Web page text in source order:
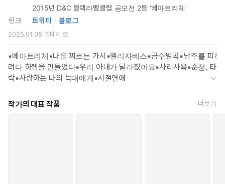
한 작품 내 등장하는 스포츠 규정은 현재와 다를 수 있습니다.
2015년 D&C 블랙라벨클럽 공모전 2등 '베아트리체'
링크
트위터 블로그
2025.01.08 업데이트
▪︎베아트리체▪︎나를 찌르는 가시▪︎엘리자베스▪︎금수별곡▪︎남주를 피하
려다 하렘을 만들었다▪︎우리 아내가 달라졌어요▪︎사리사욕▪︎순정, 타
락▪︎사랑하는 나의 늑대에게▪︎시절연애
작가의 대표 작품 더보기